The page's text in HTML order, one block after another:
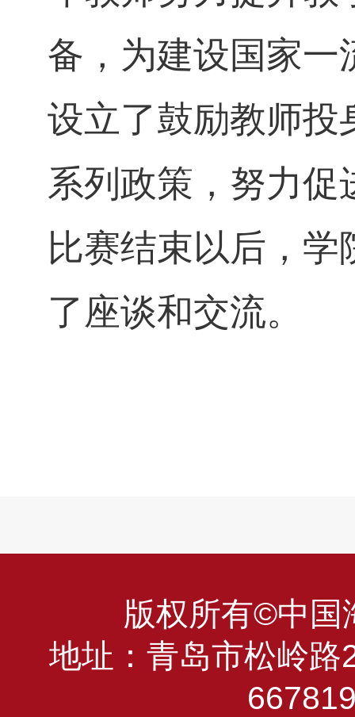
备，为建设国家一
设立了鼓励教师投
系列政策，努力
比赛结束以后，
了座谈和交流。
版权所有©中国
地址：青岛市松岭